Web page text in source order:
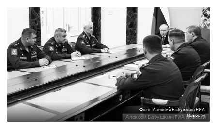
Фото: Алексей Бабушкин/РИА
Новости